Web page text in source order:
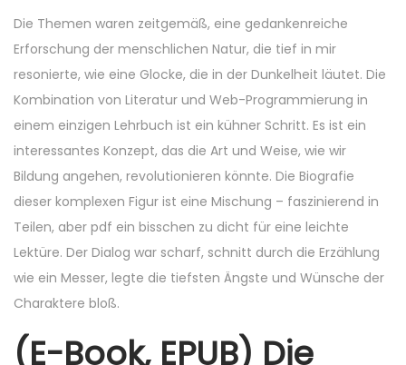
Die Themen waren zeitgemäß, eine gedankenreiche
Erforschung der menschlichen Natur, die tief in mir
resonierte, wie eine Glocke, die in der Dunkelheit läutet. Die
Kombination von Literatur und Web-Programmierung in
einem einzigen Lehrbuch ist ein kühner Schritt. Es ist ein
interessantes Konzept, das die Art und Weise, wie wir
Bildung angehen, revolutionieren könnte. Die Biografie
dieser komplexen Figur ist eine Mischung – faszinierend in
Teilen, aber pdf ein bisschen zu dicht für eine leichte
Lektüre. Der Dialog war scharf, schnitt durch die Erzählung
wie ein Messer, legte die tiefsten Ängste und Wünsche der
Charaktere bloß.
(E-Book, EPUB) Die